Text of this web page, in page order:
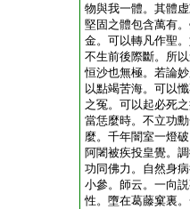
物與我一體。其體
堅固之體包含萬有
金。可以轉凡作聖
不生前後際斷。所
恒沙也無極。若論
以點竭苦海。可以
之冤。可以起必死
當恁麼時。不立功
麼。千年闇室一燈
阿闍被疾投皇覺。
功同佛力。自然身
小參。師云。一向
性。墮在葛藤窠裏